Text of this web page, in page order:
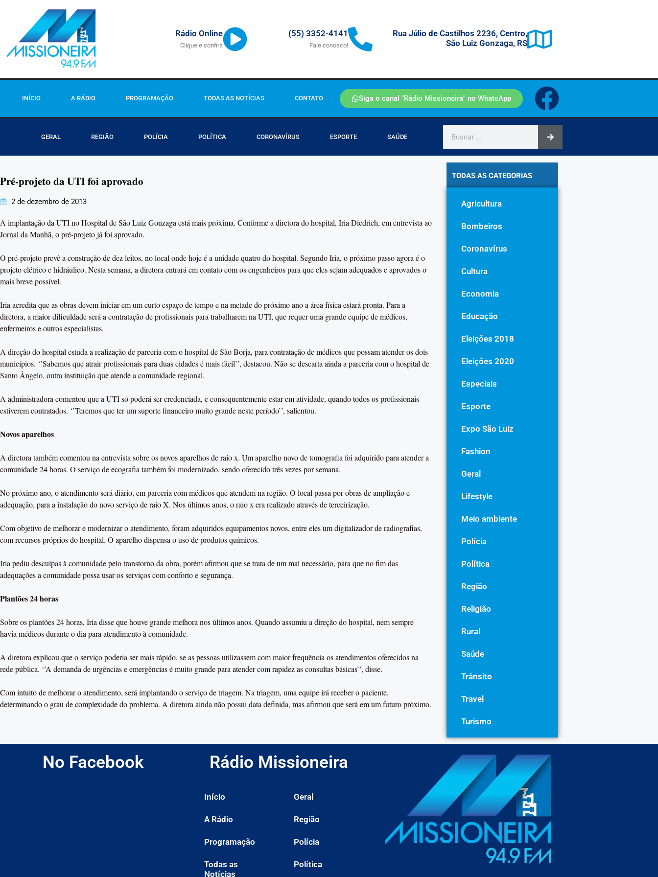
Rádio Online
Clique e confira
(55) 3352-4141
Fale conosco!
Rua Júlio de Castilhos 2236, Centro,
São Luiz Gonzaga, RS
INÍCIO A RÁDIO PROGRAMAÇÃO TODAS AS NOTÍCIAS CONTATO Siga o canal "Rádio Missioneira" no WhatsApp
GERAL REGIÃO POLÍCIA POLÍTICA CORONAVÍRUS ESPORTE SAÚDE
Pré-projeto da UTI foi aprovado
2 de dezembro de 2013
A implantação da UTI no Hospital de São Luiz Gonzaga está mais próxima. Conforme a diretora do hospital, Iria Diedrich, em entrevista ao
Jornal da Manhã, o pré-projeto já foi aprovado.
O pré-projeto prevê a construção de dez leitos, no local onde hoje é a unidade quatro do hospital. Segundo Iria, o próximo passo agora é o
projeto elétrico e hidráulico. Nesta semana, a diretora entrará em contato com os engenheiros para que eles sejam adequados e aprovados o
mais breve possível.
Iria acredita que as obras devem iniciar em um curto espaço de tempo e na metade do próximo ano a área física estará pronta. Para a
diretora, a maior dificuldade será a contratação de profissionais para trabalharem na UTI, que requer uma grande equipe de médicos,
enfermeiros e outros especialistas.
A direção do hospital estuda a realização de parceria com o hospital de São Borja, para contratação de médicos que possam atender os dois
municípios. ‘’Sabemos que atrair profissionais para duas cidades é mais fácil’’, destacou. Não se descarta ainda a parceria com o hospital de
Santo Ângelo, outra instituição que atende a comunidade regional.
A administradora comentou que a UTI só poderá ser credenciada, e consequentemente estar em atividade, quando todos os profissionais
estiverem contratados. ‘’Teremos que ter um suporte financeiro muito grande neste período’’, salientou.
Novos aparelhos
A diretora também comentou na entrevista sobre os novos aparelhos de raio x. Um aparelho novo de tomografia foi adquirido para atender a
comunidade 24 horas. O serviço de ecografia também foi modernizado, sendo oferecido três vezes por semana.
No próximo ano, o atendimento será diário, em parceria com médicos que atendem na região. O local passa por obras de ampliação e
adequação, para a instalação do novo serviço de raio X. Nos últimos anos, o raio x era realizado através de terceirização.
Com objetivo de melhorar e modernizar o atendimento, foram adquiridos equipamentos novos, entre eles um digitalizador de radiografias,
com recursos próprios do hospital. O aparelho dispensa o uso de produtos químicos.
Iria pediu desculpas à comunidade pelo transtorno da obra, porém afirmou que se trata de um mal necessário, para que no fim das
adequações a comunidade possa usar os serviços com conforto e segurança.
Plantões 24 horas
Sobre os plantões 24 horas, Iria disse que houve grande melhora nos últimos anos. Quando assumiu a direção do hospital, nem sempre
havia médicos durante o dia para atendimento à comunidade.
A diretora explicou que o serviço poderia ser mais rápido, se as pessoas utilizassem com maior frequência os atendimentos oferecidos na
rede pública. ‘’A demanda de urgências e emergências é muito grande para atender com rapidez as consultas básicas’’, disse.
Com intuito de melhorar o atendimento, será implantando o serviço de triagem. Na triagem, uma equipe irá receber o paciente,
determinando o grau de complexidade do problema. A diretora ainda não possui data definida, mas afirmou que será em um futuro próximo.
TODAS AS CATEGORIAS
Agricultura
Bombeiros
Coronavírus
Cultura
Economia
Educação
Eleições 2018
Eleições 2020
Especiais
Esporte
Expo São Luiz
Fashion
Geral
Lifestyle
Meio ambiente
Polícia
Política
Região
Religião
Rural
Saúde
Trânsito
Travel
Turismo
No Facebook Rádio Missioneira
Início
A Rádio
Programação
Todas as
Notícias
Geral
Região
Polícia
Política